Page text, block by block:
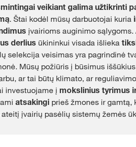
veikiant galima užtikrinti
. Štai kodėl mūsų darbuotojai kuria
įvairioms auginimo sąlygoms.
derlius ūkininkui visada išlieka
selekcija veisimas yra pagrindinė
Mūsų požiūris į būsimus
ar tai būtų klimato, ar
investuojame į mokslinius tyrimus
atsakingi prieš žmones ir gamtą,
ateitį įvairių pasėlių sistemų žemės